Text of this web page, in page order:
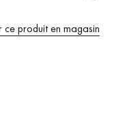
ce produit en magasin